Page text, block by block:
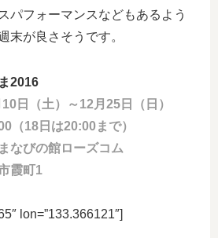
パフォーマンスなどもあるよう
末が良さそうです。
2016
日（土）～12月25日（日）
（18日は20:00まで）
なびの館ローズコム
霞町1
lon=”133.366121″]